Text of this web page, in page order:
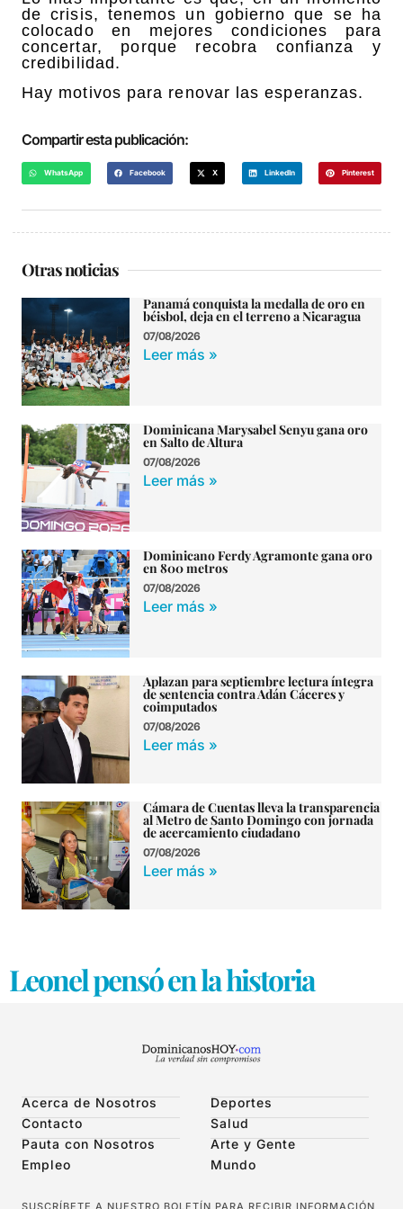
de crisis, tenemos un gobierno que se ha
colocado en mejores condiciones para
concertar, porque recobra confianza y
credibilidad.
Hay motivos para renovar las esperanzas.
Compartir esta publicación:
WhatsApp Facebook X LinkedIn Pinterest
Otras noticias
Panamá conquista la medalla de oro en
béisbol, deja en el terreno a Nicaragua
07/08/2026
Leer más »
Dominicana Marysabel Senyu gana oro
en Salto de Altura
07/08/2026
Leer más »
Dominicano Ferdy Agramonte gana oro
en 800 metros
07/08/2026
Leer más »
Aplazan para septiembre lectura íntegra
de sentencia contra Adán Cáceres y
coimputados
07/08/2026
Leer más »
Cámara de Cuentas lleva la transparencia
al Metro de Santo Domingo con jornada
de acercamiento ciudadano
07/08/2026
Leer más »
Leonel pensó en la historia
Acerca de Nosotros
Contacto
Pauta con Nosotros
Empleo
Deportes
Salud
Arte y Gente
Mundo